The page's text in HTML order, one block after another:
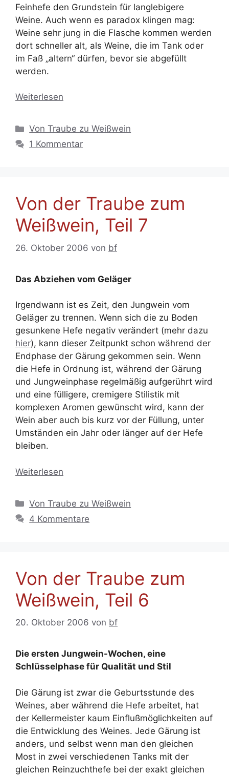
Feinhefe den Grundstein für langlebigere
Weine. Auch wenn es paradox klingen mag:
Weine sehr jung in die Flasche kommen werden
dort schneller alt, als Weine, die im Tank oder
im Faß „altern“ dürfen, bevor sie abgefüllt
werden.
Weiterlesen
Kategorien
Von Traube zu Weißwein
1 Kommentar
Von der Traube zum
Weißwein, Teil 7
26. Oktober 2006 von bf
Das Abziehen vom Geläger
Irgendwann ist es Zeit, den Jungwein vom
Geläger zu trennen. Wenn sich die zu Boden
gesunkene Hefe negativ verändert (mehr dazu
hier), kann dieser Zeitpunkt schon während der
Endphase der Gärung gekommen sein. Wenn
die Hefe in Ordnung ist, während der Gärung
und Jungweinphase regelmäßig aufgerührt wird
und eine fülligere, cremigere Stilistik mit
komplexen Aromen gewünscht wird, kann der
Wein aber auch bis kurz vor der Füllung, unter
Umständen ein Jahr oder länger auf der Hefe
bleiben.
Weiterlesen
Kategorien
Von Traube zu Weißwein
4 Kommentare
Von der Traube zum
Weißwein, Teil 6
20. Oktober 2006 von bf
Die ersten Jungwein-Wochen, eine
Schlüsselphase für Qualität und Stil
Die Gärung ist zwar die Geburtsstunde des
Weines, aber während die Hefe arbeitet, hat
der Kellermeister kaum Einflußmöglichkeiten auf
die Entwicklung des Weines. Jede Gärung ist
anders, und selbst wenn man den gleichen
Most in zwei verschiedenen Tanks mit der
gleichen Reinzuchthefe bei der exakt gleichen